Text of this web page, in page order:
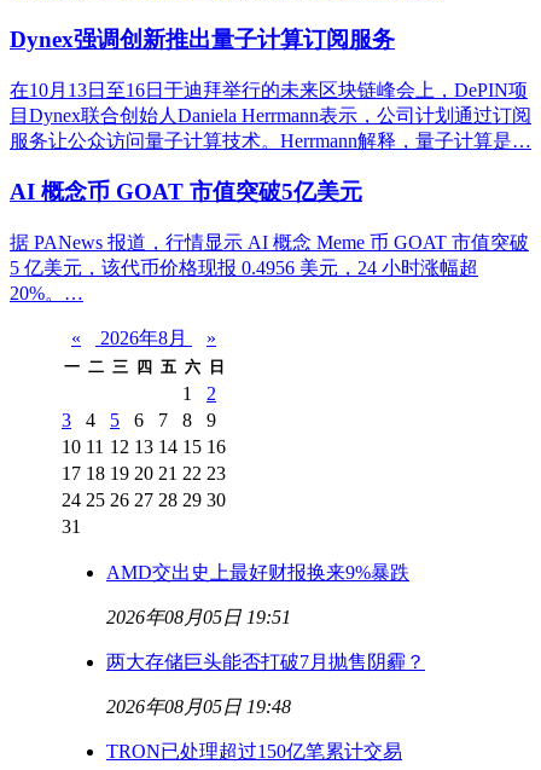
Dynex强调创新推出量子计算订阅服务
在10月13日至16日于迪拜举行的未来区块链峰会上，DePIN项
目Dynex联合创始人Daniela Herrmann表示，公司计划通过订阅
服务让公众访问量子计算技术。Herrmann解释，量子计算是…
AI 概念币 GOAT 市值突破5亿美元
据 PANews 报道，行情显示 AI 概念 Meme 币 GOAT 市值突破
5 亿美元，该代币价格现报 0.4956 美元，24 小时涨幅超
20%。…
« 2026年8月 »
一 二 三 四 五 六 日
1
2
3
4 5 6 7 8
9
10 11 12 13 14 15 16
17 18 19 20 21 22 23
24 25 26 27 28 29 30
31
AMD交出史上最好财报换来9%暴跌
2026年08月05日 19:51
两大存储巨头能否打破7月抛售阴霾？
2026年08月05日 19:48
TRON已处理超过150亿笔累计交易